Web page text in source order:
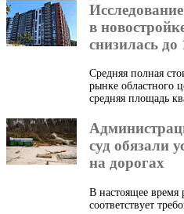
в
снизилась
Средняя полная
рынке областного
средняя площадь
суд обязали
на дорогах
В настоящее время
соответствует